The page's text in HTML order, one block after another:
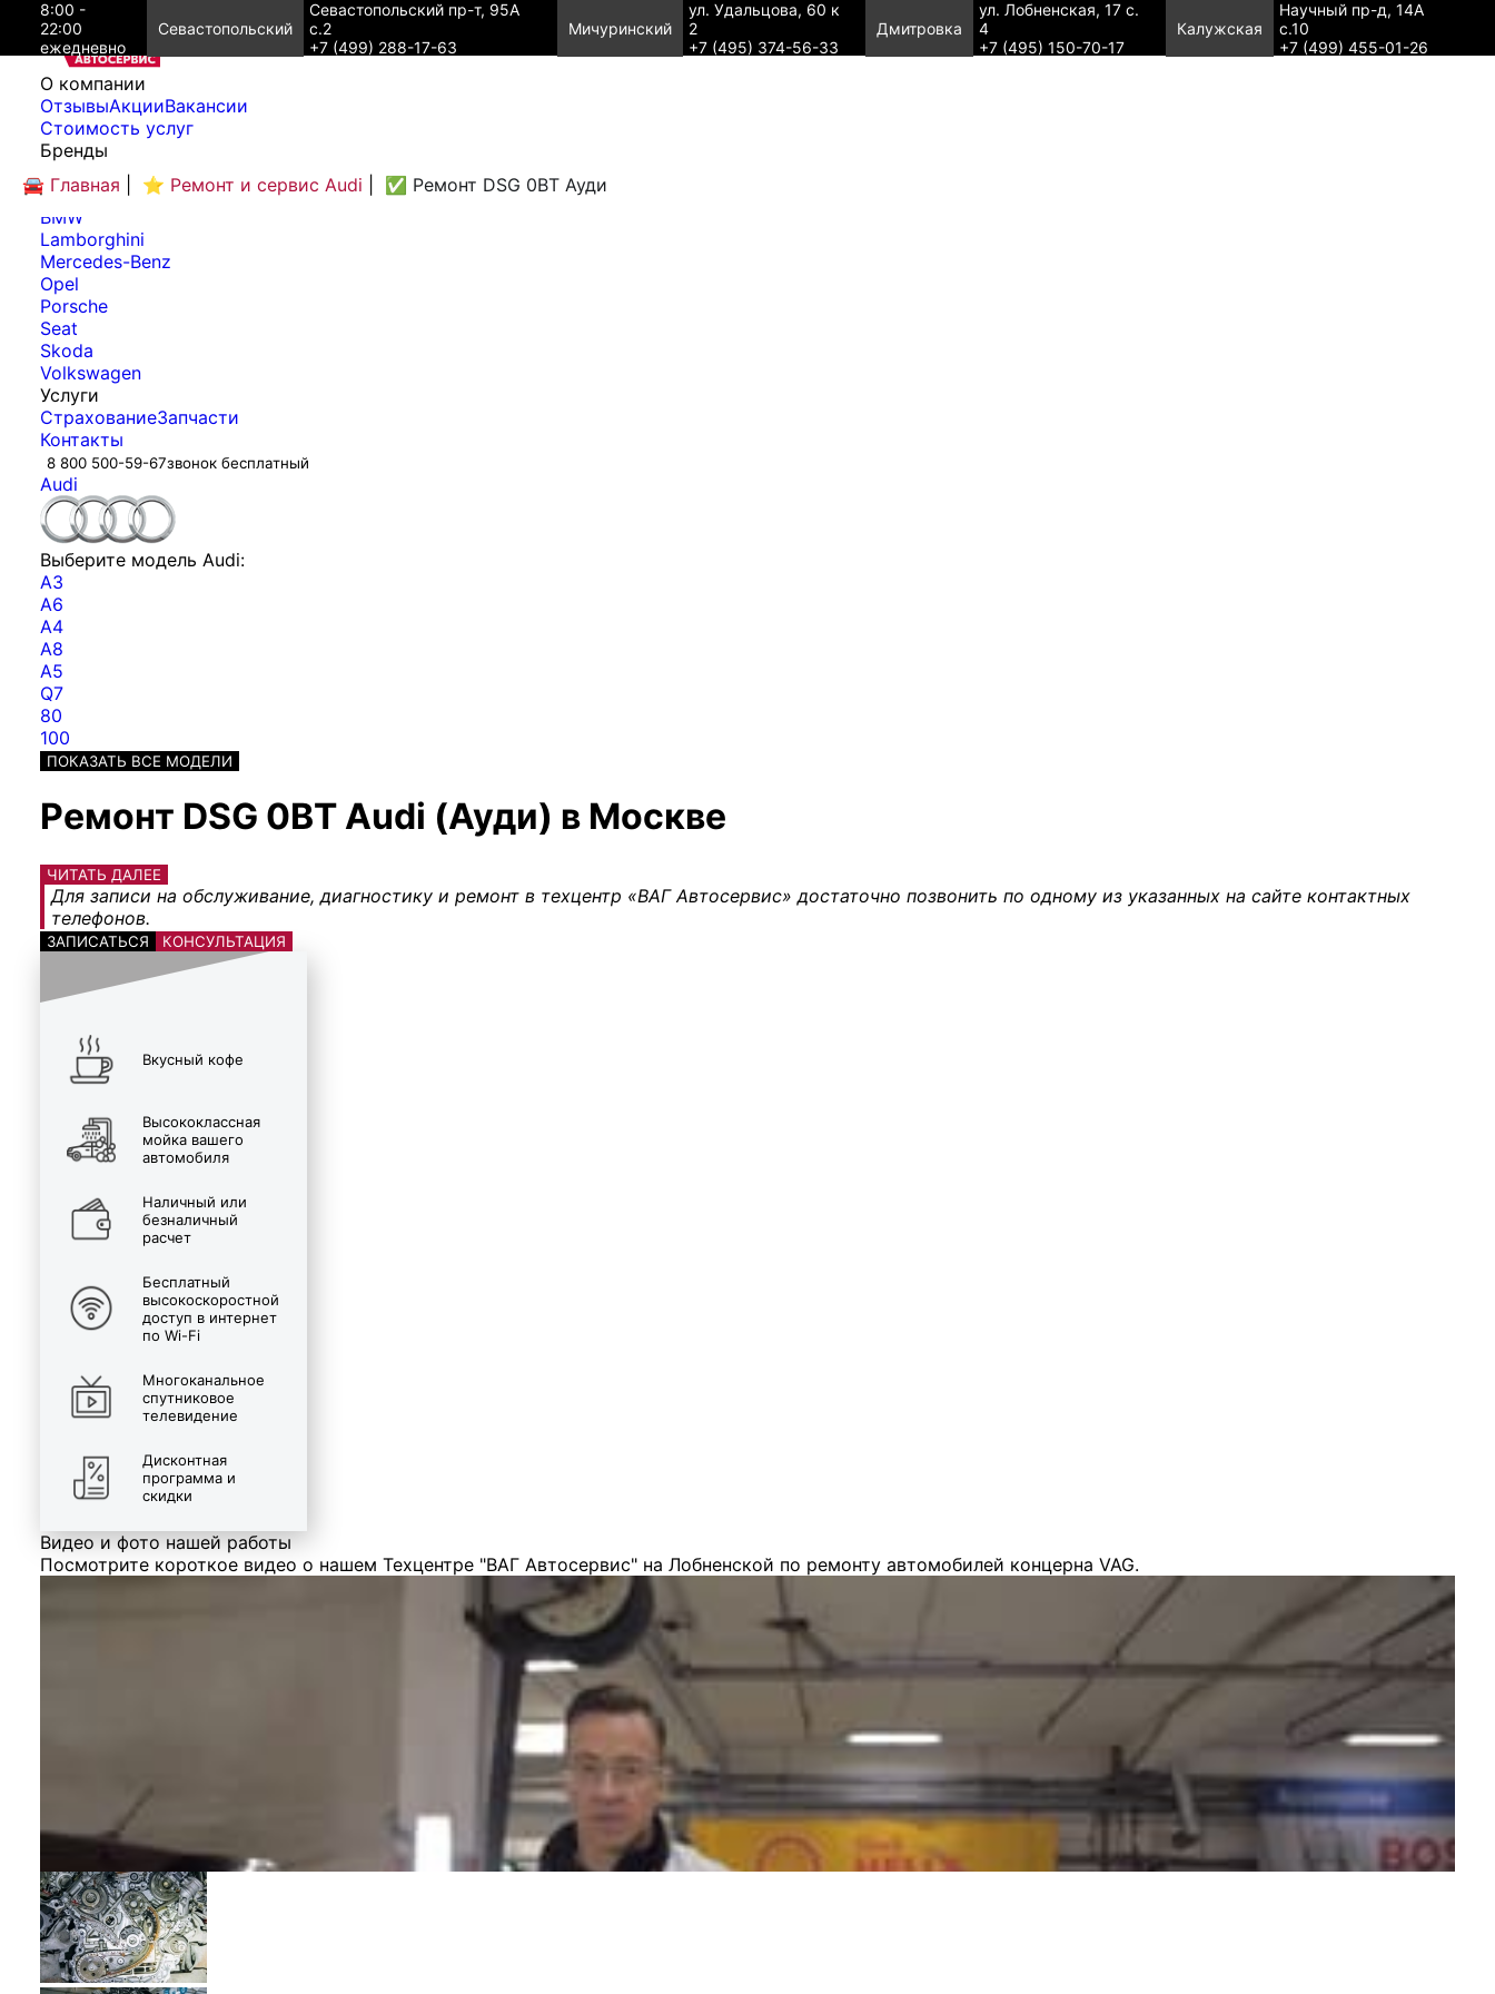
8:00 -
22:00
ежедневно
Севастопольский
Севастопольский пр-т, 95А
с.2
+7 (499) 288-17-63
Мичуринский
ул. Удальцова, 60 к
2
+7 (495) 374-56-33
Дмитровка
ул. Лобненская, 17 с.
4
+7 (495) 150-70-17
Калужская
Научный пр-д, 14А
с.10
+7 (499) 455-01-26
O компании
ОтзывыАкцииВакансии
Cтоимость услуг
Бренды
Audi
Bentley
BMW
Lamborghini
Mercedes-Benz
Opel
Porsche
Seat
Skoda
Volkswagen
Услуги
СтрахованиеЗапчасти
Контакты
8 800 500-59-67звонок бесплатный
🚘 Главная ⭐ Ремонт и сервис Audi ✅ Ремонт DSG 0BT Ауди
Audi
Выберите модель Audi:
A3
A6
A4
A8
A5
Q7
80
100
ПОКАЗАТЬ ВСЕ МОДЕЛИ
Ремонт DSG 0BT Audi (Ауди) в Москве
ЧИТАТЬ ДАЛЕЕ
Для записи на обслуживание, диагностику и ремонт в техцентр «ВАГ Автосервис» достаточно позвонить по одному из указанных на сайте контактных
телефонов.
ЗАПИСАТЬСЯ КОНСУЛЬТАЦИЯ
Вкусный кофе
Высококлассная
мойка вашего
автомобиля
Наличный или
безналичный
расчет
Бесплатный
высокоскоростной
доступ в интернет
по Wi-Fi
Многоканальное
спутниковое
телевидение
Дисконтная
программа и
скидки
Видео и фото нашей работы
Посмотрите короткое видео о нашем Техцентре "ВАГ Автосервис" на Лобненской по ремонту автомобилей концерна VAG.